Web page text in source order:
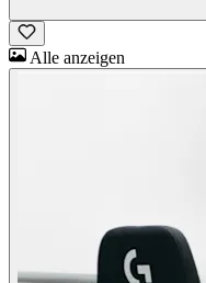
Alle anzeigen